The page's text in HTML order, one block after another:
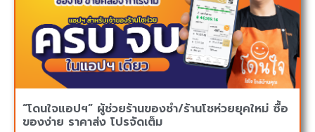
“โดนใจแอปฯ” ผู้ช่วยร้านของชำ/ร้านโชห่วยยุคใหม่ ซื้อ
ของง่าย ราคาส่ง โปรจัดเต็ม